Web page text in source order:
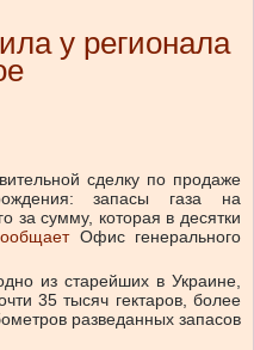
у регионала
сделку по продаже
запасы газа на
за сумму, которая в десятки
Офис генерального
из старейших в Украине,
35 тысяч гектаров, более
разведанных запасов